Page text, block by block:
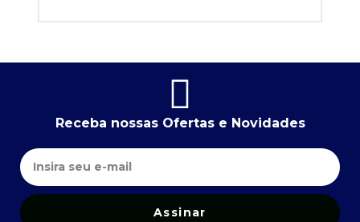
Receba nossas Ofertas e Novidades
Assinar